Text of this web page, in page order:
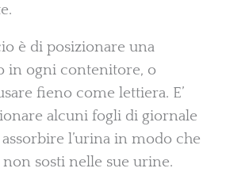
è di posizionare una
in ogni contenitore, o
fieno come lettiera. E’
alcuni fogli di giornale
l’urina in modo che
sosti nelle sue urine.